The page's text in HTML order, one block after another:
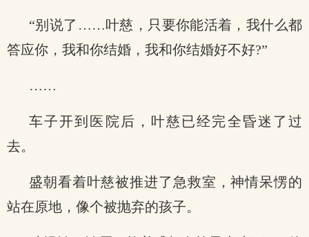
“别说了……叶慈，只要你能活着，我什么都
答应你，我和你结婚，我和你结婚好不好?”
……
车子开到医院后，叶慈已经完全昏迷了过
去。
盛朝看着叶慈被推进了急救室，神情呆愣的
站在原地，像个被抛弃的孩子。